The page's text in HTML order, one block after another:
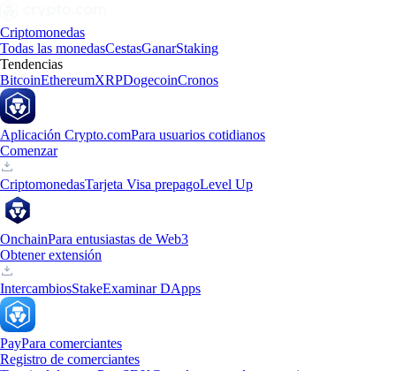
Criptomonedas
Todas las monedasCestasGanarStaking
Tendencias
BitcoinEthereumXRPDogecoinCronos
Aplicación Crypto.comPara usuarios cotidianos
Comenzar
CriptomonedasTarjeta Visa prepagoLevel Up
OnchainPara entusiastas de Web3
Obtener extensión
IntercambiosStakeExaminar DApps
PayPara comerciantes
Registro de comerciantes